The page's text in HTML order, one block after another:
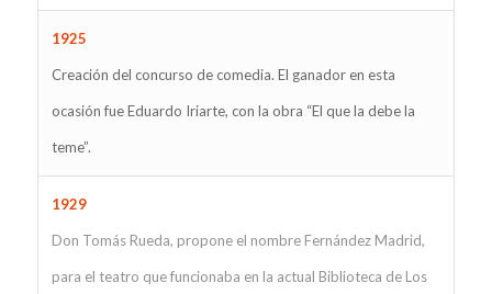
1925
Creación del concurso de comedia. El ganador en esta
ocasión fue Eduardo Iriarte, con la obra “El que la debe la
teme”.
1929
Don Tomás Rueda, propone el nombre Fernández Madrid,
para el teatro que funcionaba en la actual Biblioteca de Los